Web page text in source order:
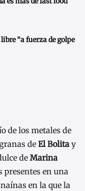
“a fuerza de golpe
de los metales de
deEl Bolita y
de Marina
presentes en una
en la que la